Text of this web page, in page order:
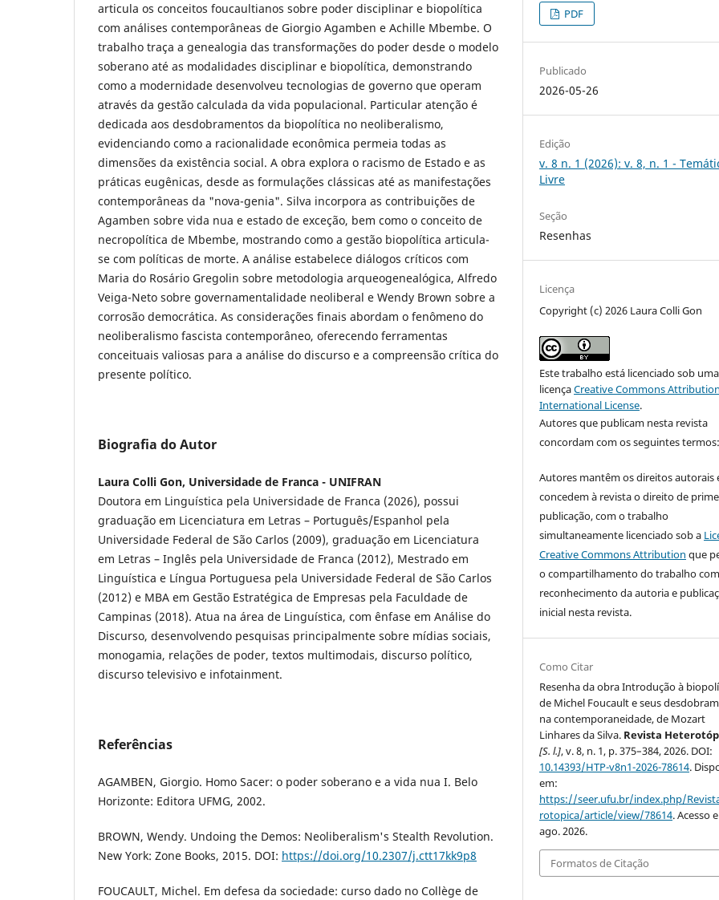
articula os conceitos foucaultianos sobre poder disciplinar e biopolítica
com análises contemporâneas de Giorgio Agamben e Achille Mbembe. O
trabalho traça a genealogia das transformações do poder desde o modelo
soberano até as modalidades disciplinar e biopolítica, demonstrando
como a modernidade desenvolveu tecnologias de governo que operam
através da gestão calculada da vida populacional. Particular atenção é
dedicada aos desdobramentos da biopolítica no neoliberalismo,
evidenciando como a racionalidade econômica permeia todas as
dimensões da existência social. A obra explora o racismo de Estado e as
práticas eugênicas, desde as formulações clássicas até as manifestações
contemporâneas da "nova-genia". Silva incorpora as contribuições de
Agamben sobre vida nua e estado de exceção, bem como o conceito de
necropolítica de Mbembe, mostrando como a gestão biopolítica articula-
se com políticas de morte. A análise estabelece diálogos críticos com
Maria do Rosário Gregolin sobre metodologia arqueogenealógica, Alfredo
Veiga-Neto sobre governamentalidade neoliberal e Wendy Brown sobre a
corrosão democrática. As considerações finais abordam o fenômeno do
neoliberalismo fascista contemporâneo, oferecendo ferramentas
conceituais valiosas para a análise do discurso e a compreensão crítica do
presente político.
Biografia do Autor
Laura Colli Gon, Universidade de Franca - UNIFRAN
Doutora em Linguística pela Universidade de Franca (2026), possui
graduação em Licenciatura em Letras – Português/Espanhol pela
Universidade Federal de São Carlos (2009), graduação em Licenciatura
em Letras – Inglês pela Universidade de Franca (2012), Mestrado em
Linguística e Língua Portuguesa pela Universidade Federal de São Carlos
(2012) e MBA em Gestão Estratégica de Empresas pela Faculdade de
Campinas (2018). Atua na área de Linguística, com ênfase em Análise do
Discurso, desenvolvendo pesquisas principalmente sobre mídias sociais,
monogamia, relações de poder, textos multimodais, discurso político,
discurso televisivo e infotainment.
Referências
AGAMBEN, Giorgio. Homo Sacer: o poder soberano e a vida nua I. Belo
Horizonte: Editora UFMG, 2002.
BROWN, Wendy. Undoing the Demos: Neoliberalism's Stealth Revolution.
New York: Zone Books, 2015. DOI: https://doi.org/10.2307/j.ctt17kk9p8
FOUCAULT, Michel. Em defesa da sociedade: curso dado no Collège de
PDF
Publicado
2026-05-26
Edição
v. 8 n. 1 (2026): v. 8, n. 1 -
Livre
Seção
Resenhas
Licença
Copyright (c) 2026 Laura Colli Gon
Este trabalho está licenciado sob uma
licençaCreative Commons
International License.
Autores que publicam nesta revista
concordam com os seguintes
Autores mantêm os direitos autorais
concedem à revista o direito de
publicação, com o trabalho
simultaneamente licenciado sob a
Creative Commons Attribution que
o compartilhamento do trabalho
reconhecimento da autoria e
inicial nesta revista.
Como Citar
Resenha da obra Introdução à
de Michel Foucault e seus
na contemporaneidade, de Mozart
Linhares da Silva. Revista
[S. l.], v. 8, n. 1, p. 375–384, 2026. DOI:
10.14393/HTP-v8n1-2026-78614.
em:
https://seer.ufu.br/index.php/
rotopica/article/view/78614. Acesso
ago. 2026.
Formatos de Citação